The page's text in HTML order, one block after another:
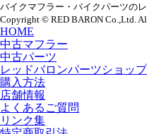
バイクマフラー・バイクパーツの
Copyright © RED BARON Co.,Ltd.
HOME
中古マフラー
中古パーツ
レッドバロンパーツショッ
購入方法
店舗情報
よくあるご質問
リンク集